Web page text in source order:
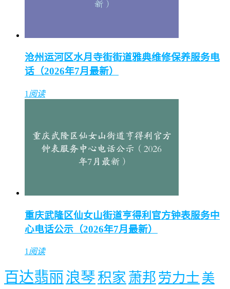
沧州运河区水月寺街街道雅典维修保养服务电
话（2026年7月最新）
1 阅读
重庆武隆区仙女山街道亨得利官方钟表服务中
心电话公示（2026年7月最新）
1阅读
百达翡丽 浪琴积家 萧邦 劳力士 美